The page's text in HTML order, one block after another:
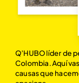
Q’HUBO líder de
Colombia. Aquí
causas que